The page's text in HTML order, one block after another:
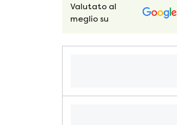
Valutato al
meglio su